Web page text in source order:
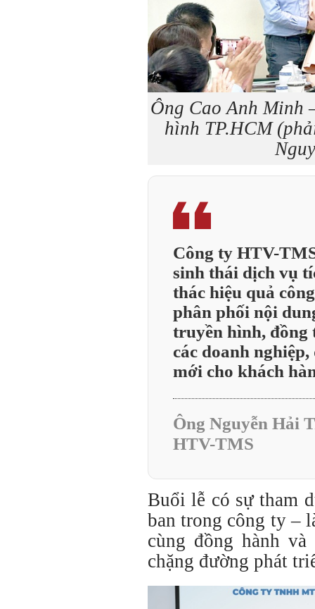
Ông Cao Anh Minh
hình TP.HCM
Công ty HTV-
sinh thái dịch vụ
thác hiệu quả
phân phối nội
truyền hình, đồng
các doanh
mới cho khách
Ông Nguyễn Hải
HTV-TMS
Buổi lễ có sự tham
ban trong công ty –
cùng đồng hành
chặng đường phát